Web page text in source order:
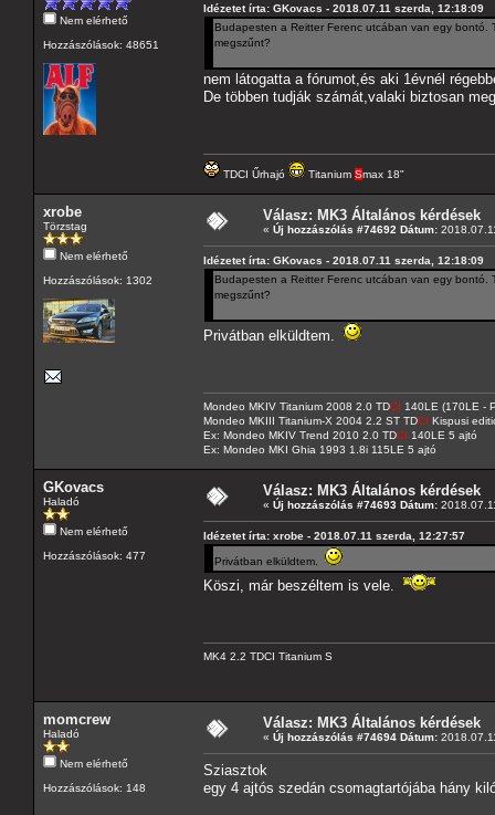
Nem elérhető
Hozzászólások: 48651
Idézetet írta: GKovacs - 2018.07.11 szerda, 12:18:09
Budapesten a Reitter Ferenc utcában van egy bontó.
megszűnt?
nem látogatta a fórumot,és aki 1évnél
De többen tudják számát,valaki biztosan
TDCI Űrhajó Titanium Smax 18"
xrobe
Törzstag
Nem elérhető
Hozzászólások: 1302
Válasz: MK3 Általános kérdések
« Új hozzászólás #74692 Dátum:
Idézetet írta: GKovacs - 2018.07.11 szerda, 12:18:09
Budapesten a Reitter Ferenc utcában van egy bontó.
megszűnt?
Privátban elküldtem.
Mondeo MKIV Titanium 2008 2.0 TDCI 140LE (170LE -
Mondeo MKIII Titanium-X 2004 2.2 ST TDCI Kispusi
Ex: Mondeo MKIV Trend 2010 2.0 TDCI 140LE 5 ajtó
Ex: Mondeo MKI Ghia 1993 1.8i 115LE 5 ajtó
GKovacs
Haladó
Nem elérhető
Hozzászólások: 477
Válasz: MK3 Általános kérdések
« Új hozzászólás #74693 Dátum:
Idézetet írta: xrobe - 2018.07.11 szerda, 12:27:57
Privátban elküldtem.
Köszi, már beszéltem is vele.
MK4 2.2 TDCI Titanium S
momcrew
Haladó
Nem elérhető
Hozzászólások: 148
Válasz: MK3 Általános kérdések
« Új hozzászólás #74694 Dátum:
Sziasztok
egy 4 ajtós szedán csomagtartójába hány